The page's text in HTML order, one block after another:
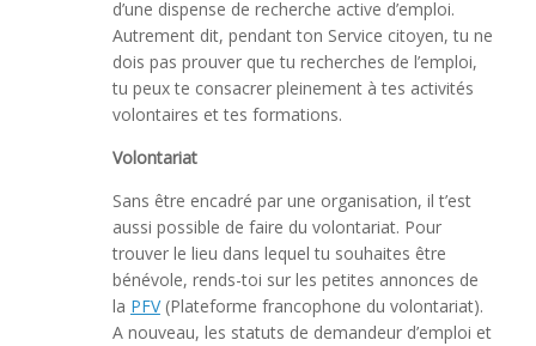
d’une dispense de recherche active d’emploi.
Autrement dit, pendant ton Service citoyen, tu ne
dois pas prouver que tu recherches de l’emploi,
tu peux te consacrer pleinement à tes activités
volontaires et tes formations.
Volontariat
Sans être encadré par une organisation, il t’est
aussi possible de faire du volontariat. Pour
trouver le lieu dans lequel tu souhaites être
bénévole, rends-toi sur les petites annonces de
la PFV(Plateforme francophone du volontariat).
A nouveau, les statuts de demandeur d’emploi et